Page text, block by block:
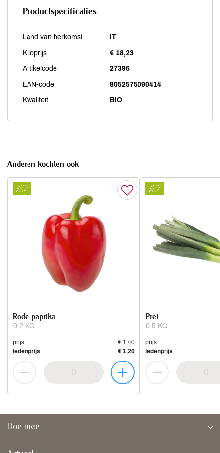
Productspecificaties
Land van herkomst IT
Kiloprijs € 18,23
Artikelcode 27396
EAN-code 8052575090414
Kwaliteit BIO
Anderen kochten ook
0.2 KG
Rode paprika
prijs
€ 1,40
ledenprijs
€ 1,20
0.5 KG
Prei
prijs
ledenprijs
Doe mee